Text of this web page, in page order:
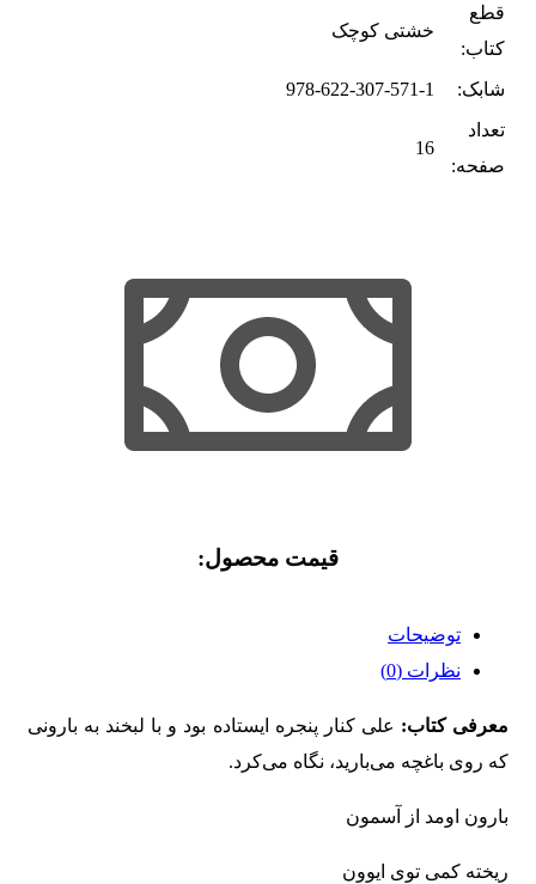
قطع
کتاب:
خشتی کوچک
شابک:
978-622-307-571-1
تعداد
صفحه:
16
قیمت محصول:​
توضیحات
نظرات (0)
معرفی کتاب: علی کنار پنجره ایستاده بود و با لبخند به بارونی
که روی باغچه می‌بارید، نگاه می‌کرد.
بارون اومد از آسمون
ریخته کمی توی ایوون